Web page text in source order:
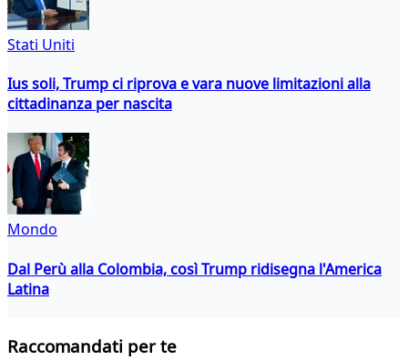
Stati Uniti
Ius soli, Trump ci riprova e vara nuove limitazioni alla
cittadinanza per nascita
Mondo
Dal Perù alla Colombia, così Trump ridisegna l'America
Latina
Raccomandati per te